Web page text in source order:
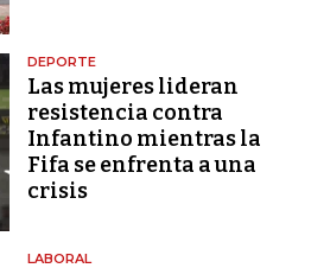
DEPORTE
Las mujeres lideran
resistencia contra
Infantino mientras la
Fifa se enfrenta a una
crisis
LABORAL